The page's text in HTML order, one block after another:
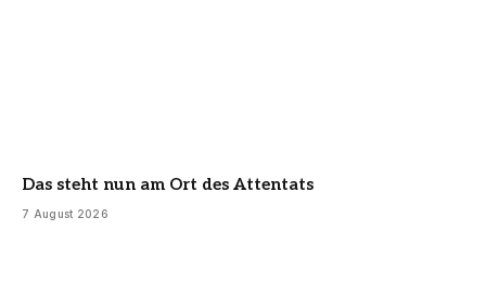
Das steht nun am Ort des Attentats
7 August 2026